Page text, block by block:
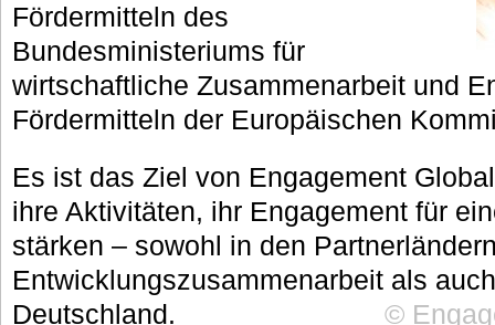
Fördermitteln des
Bundesministeriums für
wirtschaftliche Zusammenarbeit und
Fördermitteln der Europäischen
Es ist das Ziel von Engagement
ihre Aktivitäten, ihr Engagement für
stärken – sowohl in den
Entwicklungszusammenarbeit als
Deutschland. ©